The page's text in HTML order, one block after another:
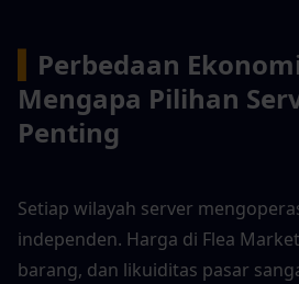
Perbedaan
Mengapa Pilihan
Penting
Setiap wilayah server
independen. Harga di Flea
barang, dan likuiditas pasar